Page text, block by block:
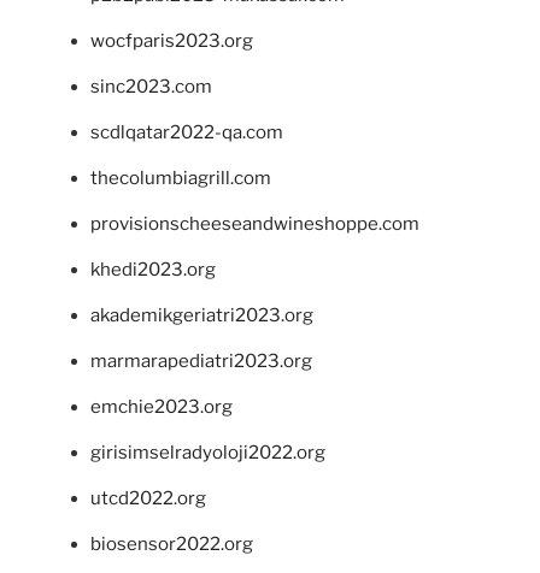
wocfparis2023.org
sinc2023.com
scdlqatar2022-qa.com
thecolumbiagrill.com
provisionscheeseandwineshoppe.com
khedi2023.org
akademikgeriatri2023.org
marmarapediatri2023.org
emchie2023.org
girisimselradyoloji2022.org
utcd2022.org
biosensor2022.org